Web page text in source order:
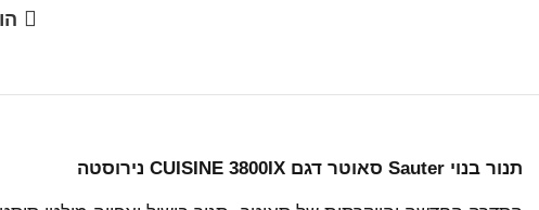
תנור בנוי Sauter סאוטר דגם CUISINE 3800IX נירוסטה